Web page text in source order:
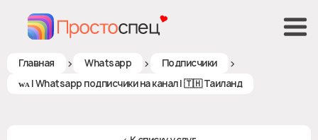
Главная > Whatsapp > Подписчики >
ᴡᴀ | Whatsapp подписчики на канал | 🇹🇭 Таиланд